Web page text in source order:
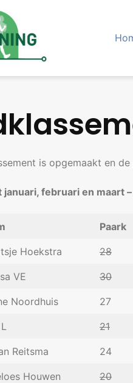
is opgemaakt en
januari, februari en maart
Paark
Hoekstra 28
VE 30
Noordhuis 27
21
Reitsma 24
Houwen 20